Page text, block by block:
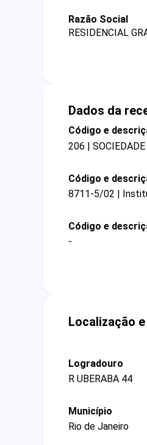
Razão Social
RESIDENCIAL
Dados da
Código e
206 |
Código e
8711-5/02 |
Código e
-
Localização
Logradouro
R UBERABA 44
Município
Rio de Janeiro